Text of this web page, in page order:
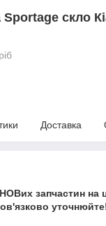
скло
Доставка
запчастин на